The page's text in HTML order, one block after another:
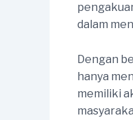
dalam
Dengan
hanya
memiliki